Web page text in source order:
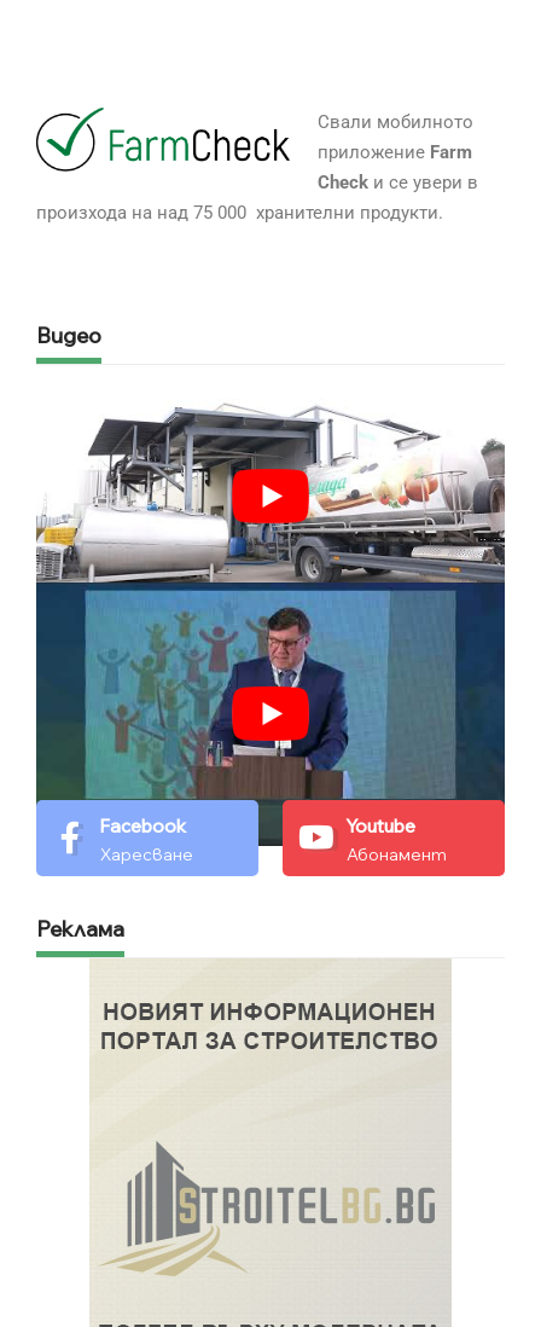
Свали мобилното
приложение Farm
Checkи се увери в
произхода на над 75 000 хранителни продукти.
Видео
Facebook
Харесване
Youtube
Абонамент
Реклама